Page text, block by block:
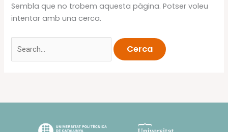
Sembla que no trobem aquesta pàgina. Potser voleu
intentar amb una cerca.